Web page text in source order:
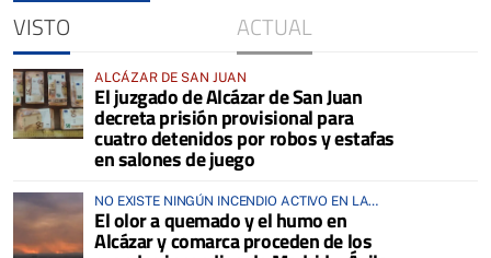
VISTO ACTUAL
ALCÁZAR DE SAN JUAN
El juzgado de Alcázar de San Juan
decreta prisión provisional para
cuatro detenidos por robos y estafas
en salones de juego
NO EXISTE NINGÚN INCENDIO ACTIVO EN LA
COMARCA
El olor a quemado y el humo en
Alcázar y comarca proceden de los